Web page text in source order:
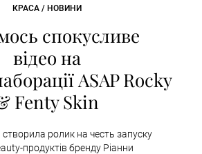
КРАСА / НОВИНИ
спокусливе
відео на
ASAP Rocky
Fenty Skin
створила ролик на честь запуску
продуктів бренду Ріанни